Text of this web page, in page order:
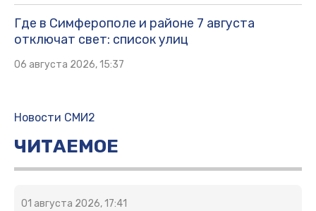
Где в Симферополе и районе 7 августа
отключат свет: список улиц
06 августа 2026, 15:37
Новости СМИ2
ЧИТАЕМОЕ
01 августа 2026, 17:41